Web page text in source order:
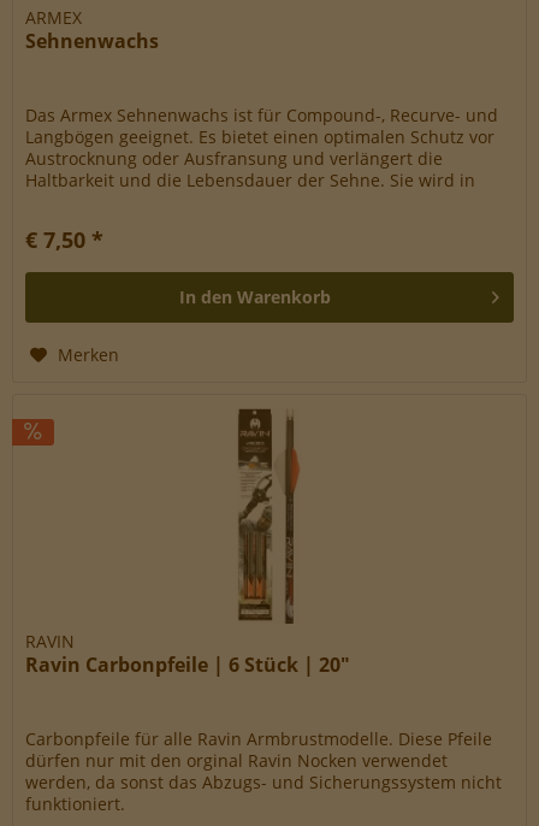
ARMEX
Sehnenwachs
Das Armex Sehnenwachs ist für Compound-, Recurve- und
Langbögen geeignet. Es bietet einen optimalen Schutz vor
Austrocknung oder Ausfransung und verlängert die
Haltbarkeit und die Lebensdauer der Sehne. Sie wird in
€ 7,50 *
In den Warenkorb
Merken
RAVIN
Ravin Carbonpfeile | 6 Stück | 20"
Carbonpfeile für alle Ravin Armbrustmodelle. Diese Pfeile
dürfen nur mit den orginal Ravin Nocken verwendet
werden, da sonst das Abzugs- und Sicherungssystem nicht
funktioniert.